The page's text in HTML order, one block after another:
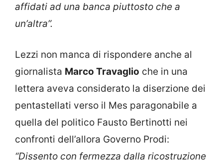
affidati ad una banca piuttosto che a
un’altra”.
Lezzi non manca di rispondere anche al
giornalista Marco Travaglio che in una
lettera aveva considerato la diserzione dei
pentastellati verso il Mes paragonabile a
quella del politico Fausto Bertinotti nei
confronti dell’allora Governo Prodi:
“Dissento con fermezza dalla ricostruzione